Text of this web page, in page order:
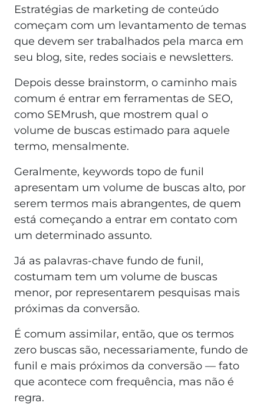
Estratégias de marketing de conteúdo
começam com um levantamento de temas
que devem ser trabalhados pela marca em
seu blog, site, redes sociais e newsletters.
Depois desse brainstorm, o caminho mais
comum é entrar em ferramentas de SEO,
como SEMrush, que mostrem qual o
volume de buscas estimado para aquele
termo, mensalmente.
Geralmente, keywords topo de funil
apresentam um volume de buscas alto, por
serem termos mais abrangentes, de quem
está começando a entrar em contato com
um determinado assunto.
Já as palavras-chave fundo de funil,
costumam tem um volume de buscas
menor, por representarem pesquisas mais
próximas da conversão.
É comum assimilar, então, que os termos
zero buscas são, necessariamente, fundo de
funil e mais próximos da conversão — fato
que acontece com frequência, mas não é
regra.